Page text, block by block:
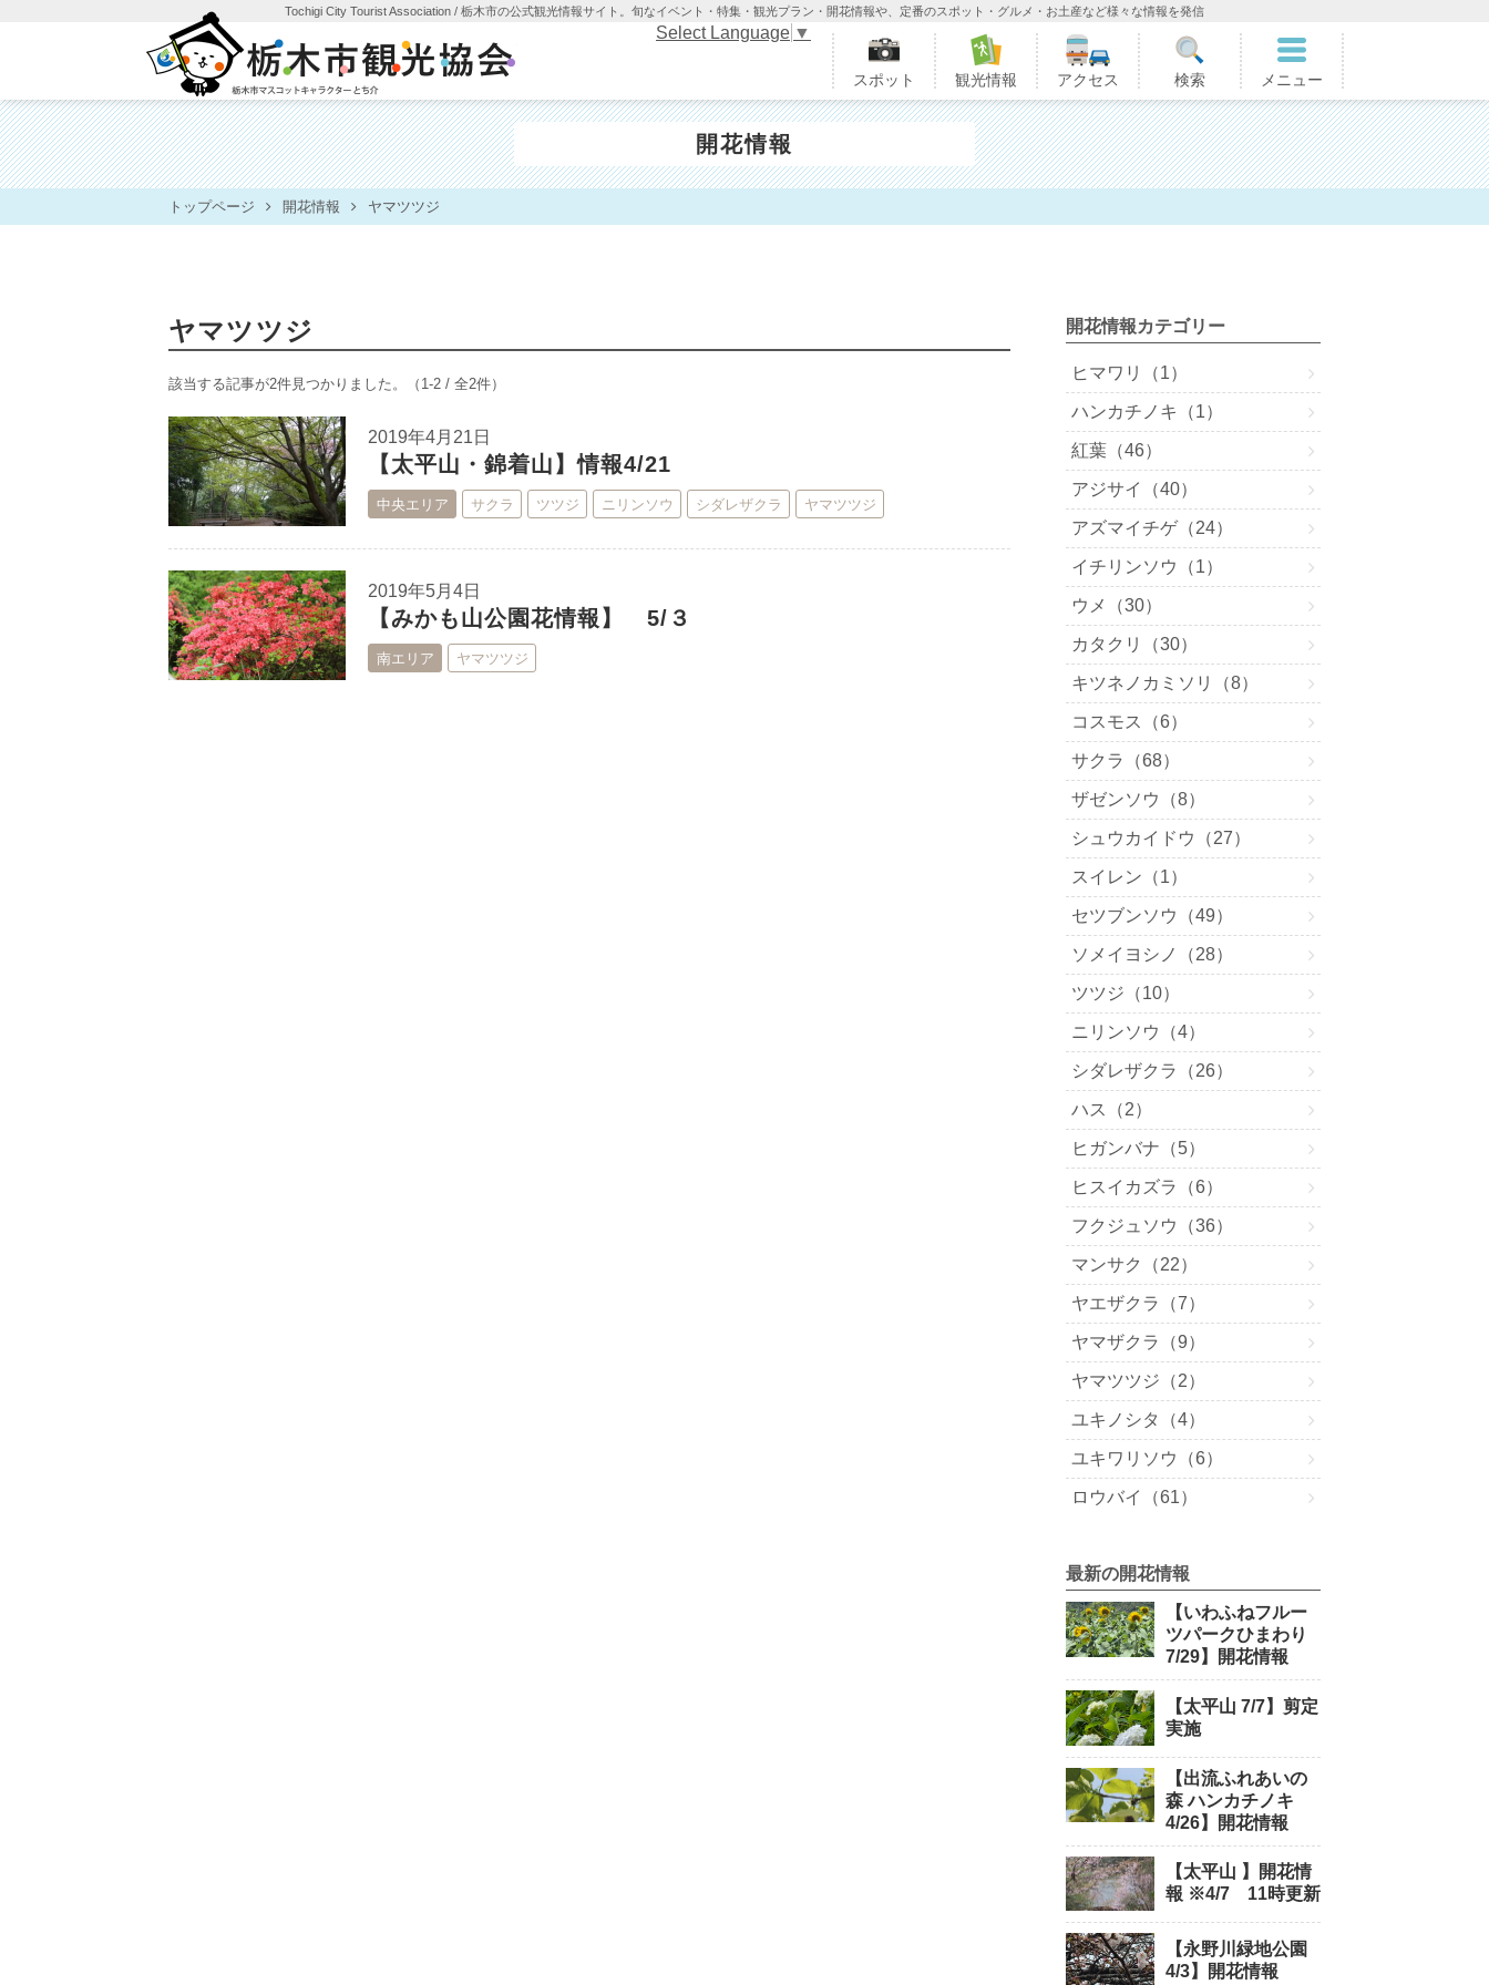
Tochigi City Tourist Association / 栃木市の公式観光情報サイト。旬なイベント・特集・観光プラン・開花情報や、定番のスポット・グルメ・お土産など様々な情報を発信
栃木市観光協会
スポット 観光情報 アクセス 検索 メニュー
Select Language ▼
開花情報
トップページ 開花情報 ヤマツツジ
ヤマツツジ
該当する記事が2件見つかりました。 （1-2 / 全2件）
2019年4月21日
【太平山・錦着山】情報4/21
中央エリア サクラ ツツジ ニリンソウ シダレザクラ ヤマツツジ
2019年5月4日
【みかも山公園花情報】 5/３
南エリア ヤマツツジ
開花情報カテゴリー
ヒマワリ（1）
ハンカチノキ（1）
紅葉（46）
アジサイ（40）
アズマイチゲ（24）
イチリンソウ（1）
ウメ（30）
カタクリ（30）
キツネノカミソリ（8）
コスモス（6）
サクラ（68）
ザゼンソウ（8）
シュウカイドウ（27）
スイレン（1）
セツブンソウ（49）
ソメイヨシノ（28）
ツツジ（10）
ニリンソウ（4）
シダレザクラ（26）
ハス（2）
ヒガンバナ（5）
ヒスイカズラ（6）
フクジュソウ（36）
マンサク（22）
ヤエザクラ（7）
ヤマザクラ（9）
ヤマツツジ（2）
ユキノシタ（4）
ユキワリソウ（6）
ロウバイ（61）
最新の開花情報
【いわふねフルー
ツパークひまわり
7/29】開花情報
【太平山 7/7】剪定
実施
【出流ふれあいの
森 ハンカチノキ
4/26】開花情報
【太平山 】開花情
報 ※4/7 11時更新
【永野川緑地公園
4/3】開花情報